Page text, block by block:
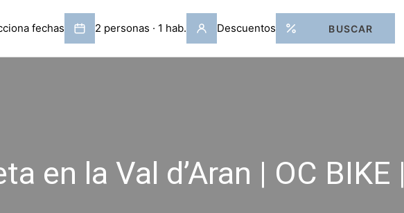
en la Val d’Aran | OC BIKE |